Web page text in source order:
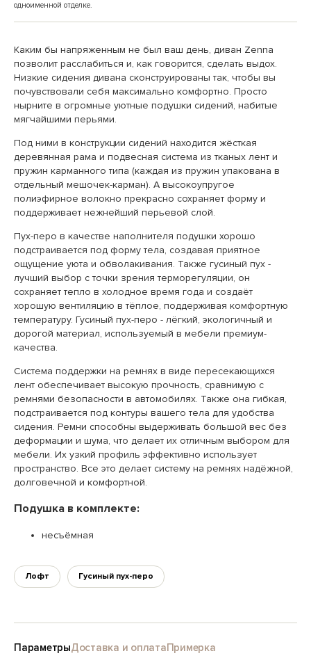
одноименной отделке.
Каким бы напряженным не был ваш день, диван Zenna
позволит расслабиться и, как говорится, сделать выдох.
Низкие сидения дивана сконструированы так, чтобы вы
почувствовали себя максимально комфортно. Просто
нырните в огромные уютные подушки сидений, набитые
мягчайшими перьями.
Под ними в конструкции сидений находится жёсткая
деревянная рама и подвесная система из тканых лент и
пружин карманного типа (каждая из пружин упакована в
отдельный мешочек-карман). А высокоупругое
полиэфирное волокно прекрасно сохраняет форму и
поддерживает нежнейший перьевой слой.
Пух-перо в качестве наполнителя подушки хорошо
подстраивается под форму тела, создавая приятное
ощущение уюта и обволакивания. Также гусиный пух -
лучший выбор с точки зрения терморегуляции, он
сохраняет тепло в холодное время года и создаёт
хорошую вентиляцию в тёплое, поддерживая комфортную
температуру. Гусиный пух-перо - лёгкий, экологичный и
дорогой материал, используемый в мебели премиум-
качества.
Система поддержки на ремнях в виде пересекающихся
лент обеспечивает высокую прочность, сравнимую с
ремнями безопасности в автомобилях. Также она гибкая,
подстраивается под контуры вашего тела для удобства
сидения. Ремни способны выдерживать большой вес без
деформации и шума, что делает их отличным выбором для
мебели. Их узкий профиль эффективно использует
пространство. Все это делает систему на ремнях надёжной,
долговечной и комфортной.
Подушка в комплекте:
несъёмная
Лофт Гусиный пух-перо
ПараметрыДоставка и оплатаПримерка